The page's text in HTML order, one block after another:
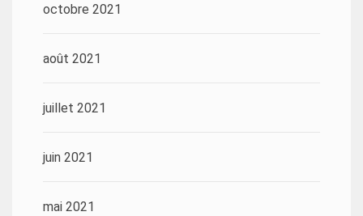
octobre 2021
août 2021
juillet 2021
juin 2021
mai 2021